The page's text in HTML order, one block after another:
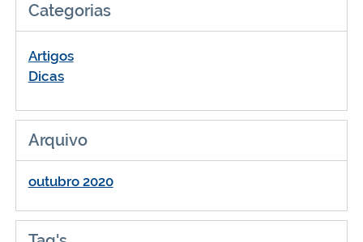
Categorias
Artigos
Dicas
Arquivo
outubro 2020